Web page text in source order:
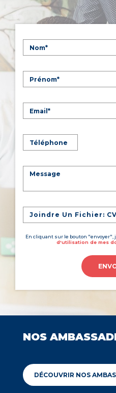
Joindre Un Fichier:
En cliquant sur le bouton "envoyer",
d'utilisation de mes
NOS
DÉCOUVRIR NOS